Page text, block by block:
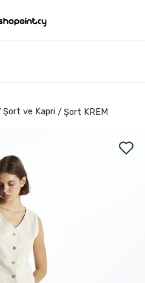
Şort ve Kapri Şort KREM